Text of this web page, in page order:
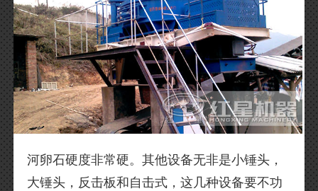
河卵石硬度非常硬。其他设备无非是小锤头，
大锤头，反击板和自击式，这几种设备要不功